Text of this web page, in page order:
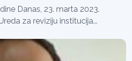
Danas, 23. marta 2023.
za reviziju institucija...